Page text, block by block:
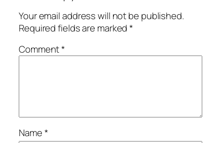
Your email address will not be published.
Required fields are marked*
Comment*
Name*